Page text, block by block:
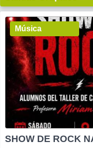
Música
SHOW DE ROCK